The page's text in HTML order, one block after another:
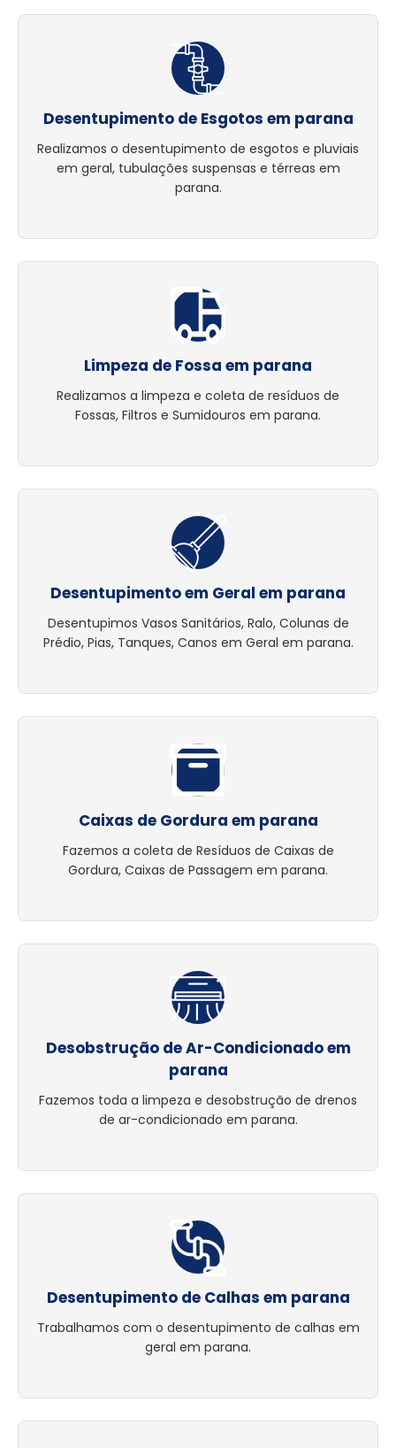
Desentupimento de Esgotos em parana
Realizamos o desentupimento de esgotos e pluviais
em geral, tubulações suspensas e térreas em
parana.
Limpeza de Fossa em parana
Realizamos a limpeza e coleta de resíduos de
Fossas, Filtros e Sumidouros em parana.
Desentupimento em Geral em parana
Desentupimos Vasos Sanitários, Ralo, Colunas de
Prédio, Pias, Tanques, Canos em Geral em parana.
Caixas de Gordura em parana
Fazemos a coleta de Resíduos de Caixas de
Gordura, Caixas de Passagem em parana.
Desobstrução de Ar-Condicionado em
parana
Fazemos toda a limpeza e desobstrução de drenos
de ar-condicionado em parana.
Desentupimento de Calhas em parana
Trabalhamos com o desentupimento de calhas em
geral em parana.